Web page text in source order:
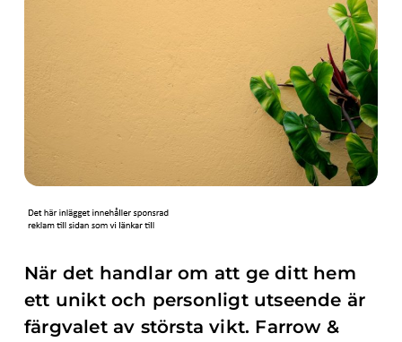
När det handlar om att ge ditt hem
ett unikt och personligt utseende är
färgvalet av största vikt. Farrow &